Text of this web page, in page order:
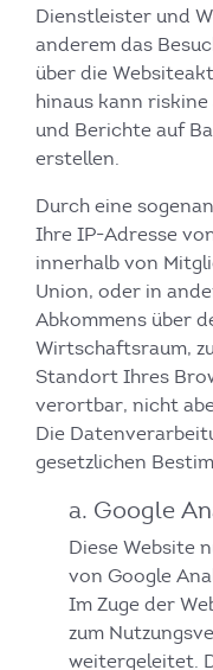
Dienstleister und
anderem das
über die
hinaus kann
und Berichte auf
erstellen.
Durch eine
Ihre IP-Adresse
innerhalb von
Union, oder in
Abkommens über
Wirtschaftsraum,
Standort Ihres
verortbar, nicht
Die
gesetzlichen
a. Google
Diese Website
von Google
Im Zuge der
zum
weitergeleitet.